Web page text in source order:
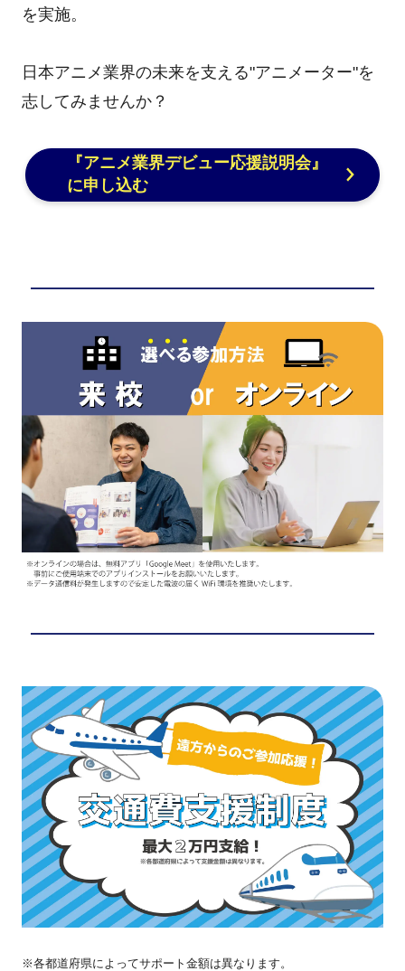
を実施。
日本アニメ業界の未来を支える"アニメーター"を
志してみませんか？
『アニメ業界デビュー応援説明会』
に申し込む
※各都道府県によってサポート金額は異なります。